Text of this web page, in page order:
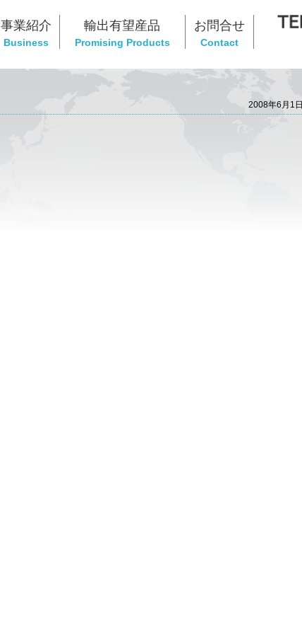
事業紹介
Business
輸出有望産品
Promising Products
お問合せ
Contact
2008年6月1日